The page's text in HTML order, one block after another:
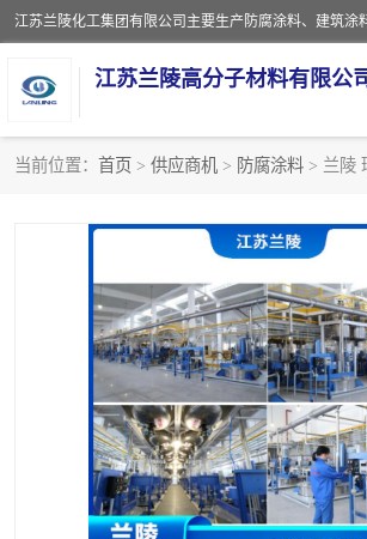
江苏兰陵高分子材料有限公
当前位置： 首页 > 供应商机 > 防腐涂料 > 兰陵
内外墙
船舶涂料 风电专
彩钢涂料 粉末涂
聚脲涂料 流体机
建筑涂料